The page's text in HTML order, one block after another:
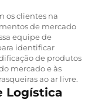
os clientes na
de mercado
equipe de
identificar
de produtos
mercado e às
ao ar livre.
Logística